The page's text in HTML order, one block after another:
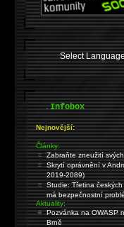
Select
.Infobox
Nejnovější:
Články:
Zabraňte zneužití
Skrytí oprávnění v
2019-2089)
Studie: Třetina
má bezpečnostní
Aktuality:
Pozvánka na OWASP
Brně